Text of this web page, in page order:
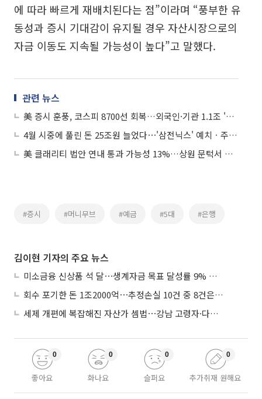
에 따라 빠르게 재배치된다는 점”이라며 “풍부한 유
동성과 증시 기대감이 유지될 경우 자산시장으로의
자금 이동도 지속될 가능성이 높다”고 말했다.
관련 뉴스
美 증시 훈풍, 코스피 8700선 회복…외국인·기관 1.1조 '사자'
4월 시중에 풀린 돈 25조원 늘었다⋯'삼전닉스' 예치ㆍ주식대기자금 영향
美 클래리티 법안 연내 통과 가능성 13%…상원 문턱서 제동
#증시 #머니무브 #예금 #5대 #은행
김이현 기자의 주요 뉴스
미소금융 신상품 석 달⋯생계자금 목표 달성률 9% 그쳐
회수 포기한 돈 1조2000억⋯추정손실 10건 중 8건은 기업대출
세제 개편에 복잡해진 자산가 셈법⋯강남 고령자·다주택자 ‘자산재편 고심’
좋아요
0
화나요
0
슬퍼요
0
추가취재 원해요
0